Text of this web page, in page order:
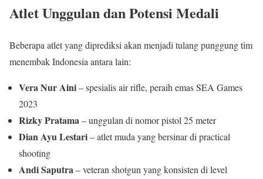
Atlet Unggulan dan Potensi Medali
Beberapa atlet yang diprediksi akan menjadi tulang punggung tim
menembak Indonesia antara lain:
Vera Nur Aini– spesialis air rifle, peraih emas SEA Games
2023
Rizky Pratama– unggulan di nomor pistol 25 meter
Dian Ayu Lestari– atlet muda yang bersinar di practical
shooting
Andi Saputra– veteran shotgun yang konsisten di level